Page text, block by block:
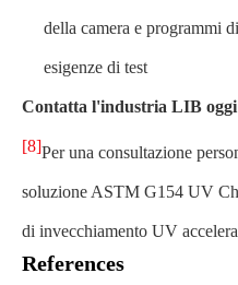
della camera e programmi
esigenze di test
Contatta l'industria LIB oggi
[8]Per una consultazione
soluzione ASTM G154 UV
di invecchiamento UV
References